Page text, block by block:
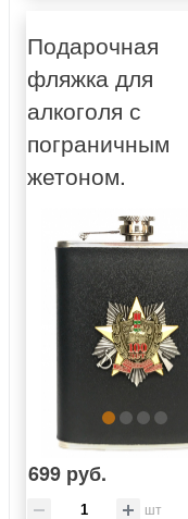
Подарочная
фляжка для
алкоголя с
пограничным
жетоном.
699 руб.
шт